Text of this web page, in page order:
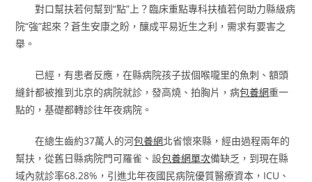
對口幫扶若何幫到“點”上？臨床重點專科扶植若何助力縣級病
院“強”起來？蒼生安康之盼，釀成平易近生之利，需求有要害之
舉。
已經，有患者反應，在縣病院孩子拔個喉嚨里的魚刺、額頭
縫針都被推到北京的病院就診，發高燒、拍胸片，病包養網重一
點的，基礎都轉診往年夜病院。
在總生齒約37萬人的河包養網北省懷來縣，經由過程兩年的
幫扶，從舊日縣病院門可羅雀、設包養網單次備缺乏，到現在縣
域內就診率68.28%，引進北年夜國民病院優質醫療資本，ICU、